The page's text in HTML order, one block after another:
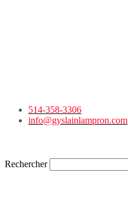
514-358-3306
info@gyslainlampron.com
Rechercher